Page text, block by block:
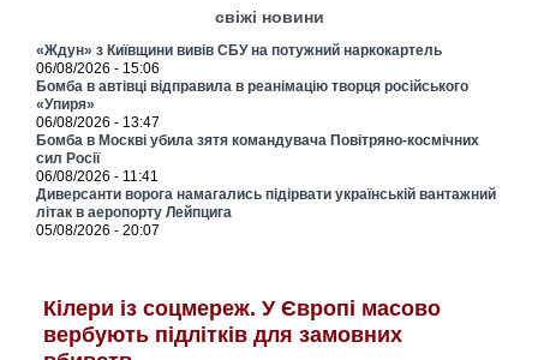
свіжі новини
«Ждун» з Київщини вивів СБУ на потужний наркокартель
06/08/2026 - 15:06
Бомба в автівці відправила в реанімацію творця російського
«Упиря»
06/08/2026 - 13:47
Бомба в Москві убила зятя командувача Повітряно-космічних
сил Росії
06/08/2026 - 11:41
Диверсанти ворога намагались підірвати українській вантажний
літак в аеропорту Лейпцига
05/08/2026 - 20:07
Кілери із соцмереж. У Європі масово
вербують підлітків для замовних